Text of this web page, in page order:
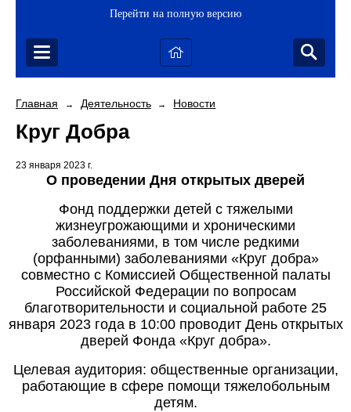
Перейти на полную версию
Главная → Деятельность → Новости
Круг Добра
23 января 2023 г.
О проведении Дня открытых дверей
Фонд поддержки детей с тяжелыми
жизнеугрожающими и хроническими
заболеваниями, в том числе редкими
(орфанными) заболеваниями «Круг добра»
совместно с Комиссией Общественной палаты
Российской Федерации по вопросам
благотворительности и социальной работе 25
января 2023 года в 10:00 проводит День открытых
дверей Фонда «Круг добра».
Целевая аудитория: общественные организации,
работающие в сфере помощи тяжелобольным
детям.